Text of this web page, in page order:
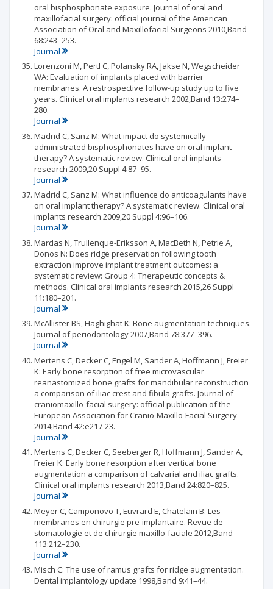
oral bisphosphonate exposure. Journal of oral and
maxillofacial surgery: official journal of the American
Association of Oral and Maxillofacial Surgeons 2010,Band
68:243–253.
Journal
Lorenzoni M, Pertl C, Polansky RA, Jakse N, Wegscheider
WA: Evaluation of implants placed with barrier
membranes. A restrospective follow-up study up to five
years. Clinical oral implants research 2002,Band 13:274–
280.
Journal
Madrid C, Sanz M: What impact do systemically
administrated bisphosphonates have on oral implant
therapy? A systematic review. Clinical oral implants
research 2009,20 Suppl 4:87–95.
Journal
Madrid C, Sanz M: What influence do anticoagulants have
on oral implant therapy? A systematic review. Clinical oral
implants research 2009,20 Suppl 4:96–106.
Journal
Mardas N, Trullenque-Eriksson A, MacBeth N, Petrie A,
Donos N: Does ridge preservation following tooth
extraction improve implant treatment outcomes: a
systematic review: Group 4: Therapeutic concepts &
methods. Clinical oral implants research 2015,26 Suppl
11:180–201.
Journal
McAllister BS, Haghighat K: Bone augmentation techniques.
Journal of periodontology 2007,Band 78:377–396.
Journal
Mertens C, Decker C, Engel M, Sander A, Hoffmann J, Freier
K: Early bone resorption of free microvascular
reanastomized bone grafts for mandibular reconstruction
a comparison of iliac crest and fibula grafts. Journal of
craniomaxillo-facial surgery: official publication of the
European Association for Cranio-Maxillo-Facial Surgery
2014,Band 42:e217-23.
Journal
Mertens C, Decker C, Seeberger R, Hoffmann J, Sander A,
Freier K: Early bone resorption after vertical bone
augmentation a comparison of calvarial and iliac grafts.
Clinical oral implants research 2013,Band 24:820–825.
Journal
Meyer C, Camponovo T, Euvrard E, Chatelain B: Les
membranes en chirurgie pre-implantaire. Revue de
stomatologie et de chirurgie maxillo-faciale 2012,Band
113:212–230.
Journal
Misch C: The use of ramus grafts for ridge augmentation.
Dental implantology update 1998,Band 9:41–44.